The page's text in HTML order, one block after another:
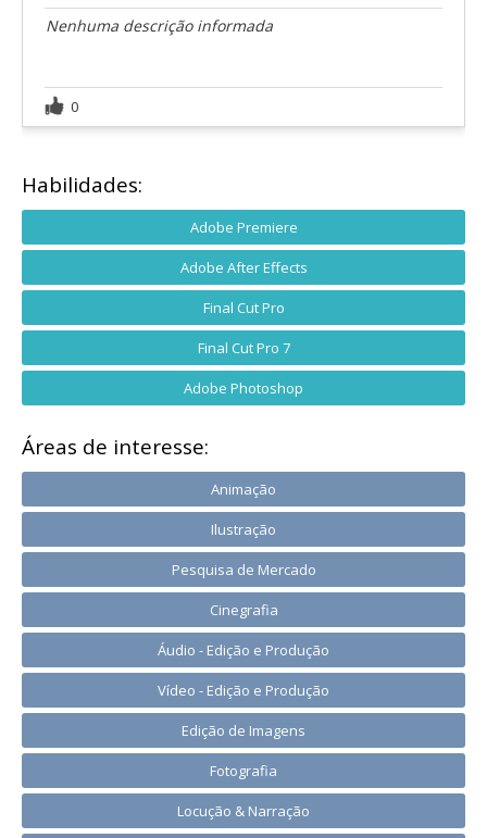
Nenhuma descrição informada
0
Habilidades:
Adobe Premiere
Adobe After Effects
Final Cut Pro
Final Cut Pro 7
Adobe Photoshop
Áreas de interesse:
Animação
Ilustração
Pesquisa de Mercado
Cinegrafia
Áudio - Edição e Produção
Vídeo - Edição e Produção
Edição de Imagens
Fotografia
Locução & Narração